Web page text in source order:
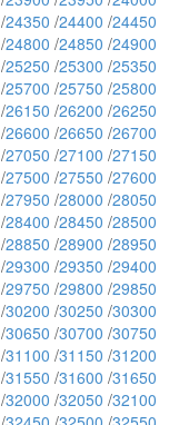
/24350 /24400 /24450
/24800 /24850 /24900
/25250 /25300 /25350
/25700 /25750 /25800
/26150 /26200 /26250
/26600 /26650 /26700
/27050 /27100 /27150
/27500 /27550 /27600
/27950 /28000 /28050
/28400 /28450 /28500
/28850 /28900 /28950
/29300 /29350 /29400
/29750 /29800 /29850
/30200 /30250 /30300
/30650 /30700 /30750
/31100 /31150 /31200
/31550 /31600 /31650
/32000 /32050 /32100